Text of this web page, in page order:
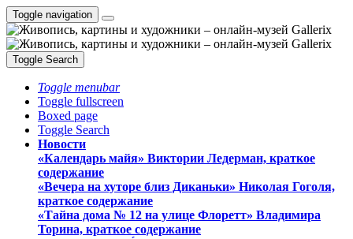
Toggle navigation
Toggle Search
Toggle menubar
Toggle fullscreen
Boxed page
Toggle Search
Новости
«Календарь майя» Виктории Ледерман, краткое
содержание
«Вечера на хуторе близ Диканьки» Николая Гоголя,
краткое содержание
«Тайна дома № 12 на улице Флоретт» Владимира
Торина, краткое содержание